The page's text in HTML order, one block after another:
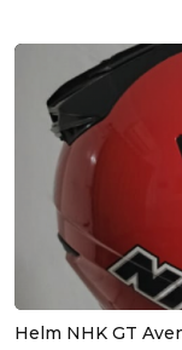
Helm NHK GT